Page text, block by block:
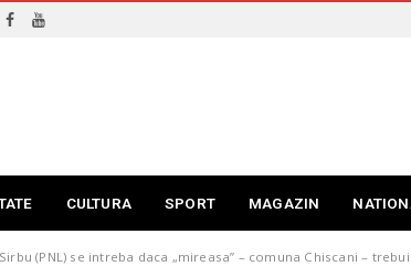
CULTURA SPORT MAGAZIN
(PNL) se intreba daca „mireasa” – comuna Chiscani –